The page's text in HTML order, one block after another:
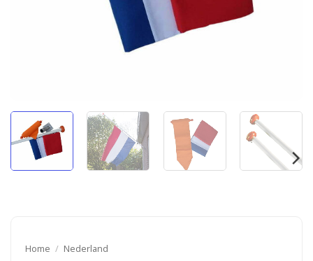
Home / Nederland